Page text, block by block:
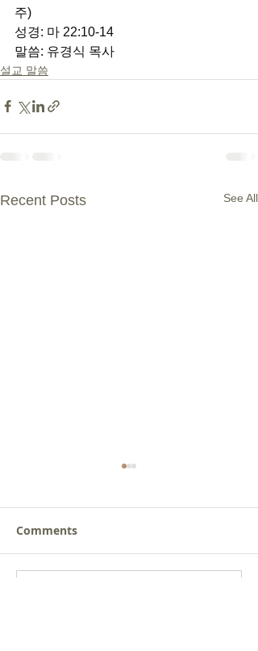
주)
성경: 마 22:10-14
말씀: 유경식 목사
설교 말씀
Recent Posts See All
Comments